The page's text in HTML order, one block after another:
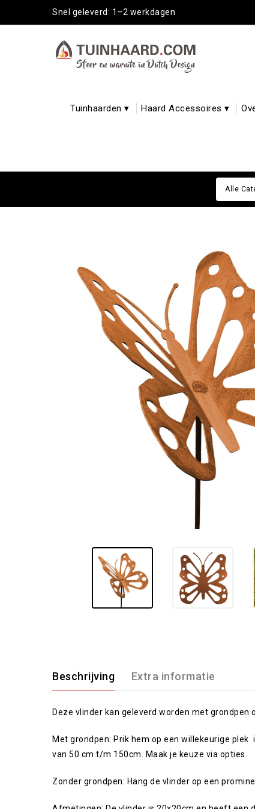
Snel geleverd: 1–2 werkdagen
Tuinhaarden ▾ Haard Accessoires ▾
Alle
Beschrijving Extra informatie
Deze vlinder kan geleverd worden met grondpen
Met grondpen: Prik hem op een willekeurige
van 50 cm t/m 150cm. Maak je keuze via opties.
Zonder grondpen: Hang de vlinder op een